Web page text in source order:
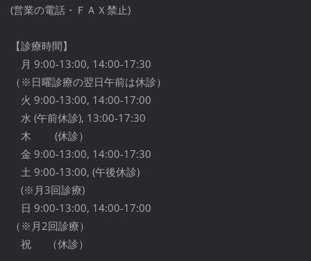
(営業の電話・ＦＡＸ禁止)
【診療時間】
月 9:00-13:00, 14:00-17:30
（※日曜診療の翌日午前は休診）
火 9:00-13:00, 14:00-17:00
水 (午前休診), 13:00-17:30
木 (休診）
金 9:00-13:00, 14:00-17:30
土 9:00-13:00, (午後休診)
(※月3回診療)
日 9:00-13:00, 14:00-17:00
（※月2回診療）
祝 （休診）